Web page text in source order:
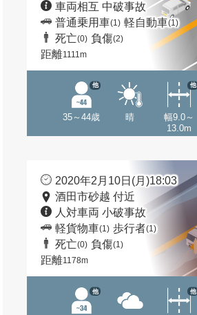
車両相互 中破事故
普通乗用車(1) 軽自動車(1)
死亡(0) 負傷(2)
距離1111m
35～44歳
他
晴
幅9.0～
13.0m
他
2020年2月10日(月)18:03
酒田市砂越 付近
人対車両 小破事故
軽貨物車(1) 歩行者(1)
死亡(0) 負傷(1)
距離1178m
他 他